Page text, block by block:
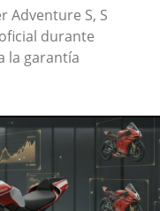
Adventure S, S
durante
la garantía